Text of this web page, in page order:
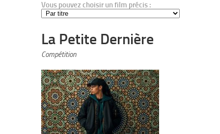
Vous pouvez choisir un film précis :
La Petite Dernière
Compétition